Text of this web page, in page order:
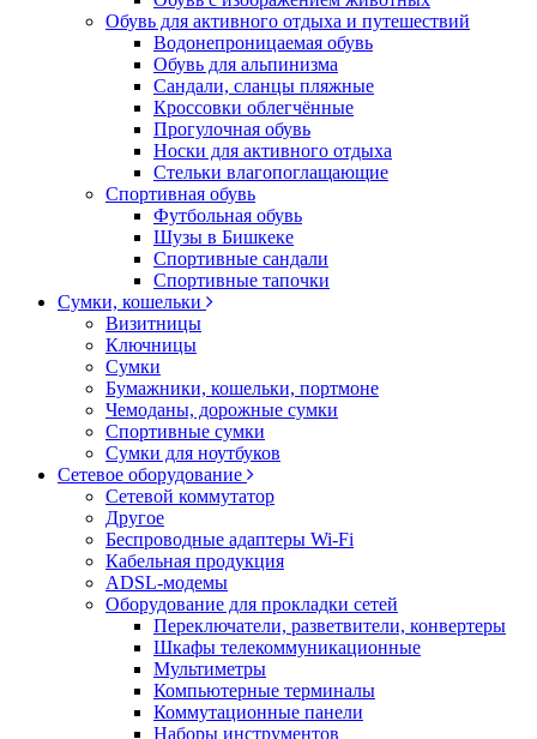
Обувь для активного отдыха и путешествий
Водонепроницаемая обувь
Обувь для альпинизма
Сандали, сланцы пляжные
Кроссовки облегчённые
Прогулочная обувь
Носки для активного отдыха
Стельки влагопоглащающие
Спортивная обувь
Футбольная обувь
Шузы в Бишкеке
Спортивные сандали
Спортивные тапочки
Сумки, кошельки
Визитницы
Ключницы
Сумки
Бумажники, кошельки, портмоне
Чемоданы, дорожные сумки
Спортивные сумки
Сумки для ноутбуков
Сетевое оборудование
Сетевой коммутатор
Другое
Беспроводные адаптеры Wi-Fi
Кабельная продукция
ADSL-модемы
Оборудование для прокладки сетей
Переключатели, разветвители, конвертеры
Шкафы телекоммуникационные
Мультиметры
Компьютерные терминалы
Коммутационные панели
Наборы инструментов